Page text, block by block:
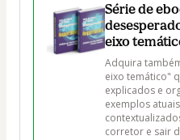
Série de
eixo
Adquira
eixo temático"
explicados e
exemplos
corretor e sair